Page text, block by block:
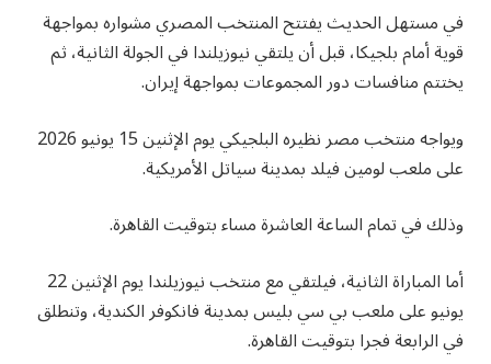
في مستهل الحديث يفتتح المنتخب المصري مشواره بمواجهة
قوية أمام بلجيكا، قبل أن يلتقي نيوزيلندا في الجولة الثانية، ثم
يختتم منافسات دور المجموعات بمواجهة إيران.
ويواجه منتخب مصر نظيره البلجيكي يوم الإثنين 15 يونيو 2026
على ملعب لومين فيلد بمدينة سياتل الأمريكية.
وذلك في تمام الساعة العاشرة مساء بتوقيت القاهرة.
أما المباراة الثانية، فيلتقي مع منتخب نيوزيلندا يوم الإثنين 22
يونيو على ملعب بي سي بليس بمدينة فانكوفر الكندية، وتنطلق
في الرابعة فجرا بتوقيت القاهرة.